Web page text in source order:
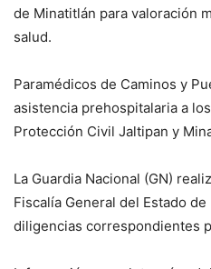
de Minatitlán para valoración
salud.
Paramédicos de Caminos y
asistencia prehospitalaria a
Protección Civil Jaltipan y
La Guardia Nacional (GN)
Fiscalía General del Estado
diligencias correspondientes